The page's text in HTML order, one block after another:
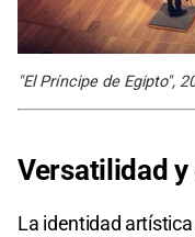
"El Príncipe de Egipto",
Versatilidad
La identidad